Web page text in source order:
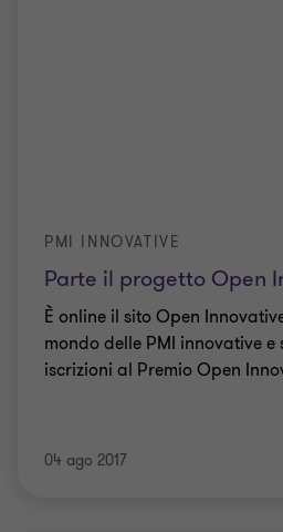
Parte il progetto Open
PMI INNOVATIVE
È online il sito Open
mondo delle PMI innovative e
iscrizioni al Premio Open
04 ago 2017